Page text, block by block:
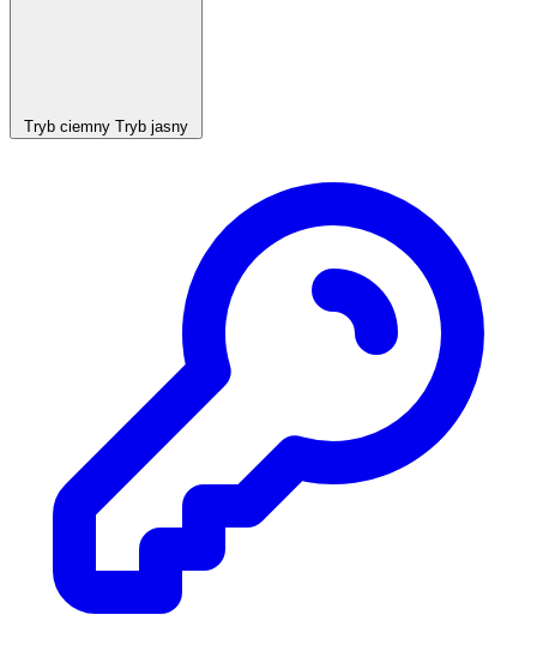
Tryb ciemny Tryb jasny